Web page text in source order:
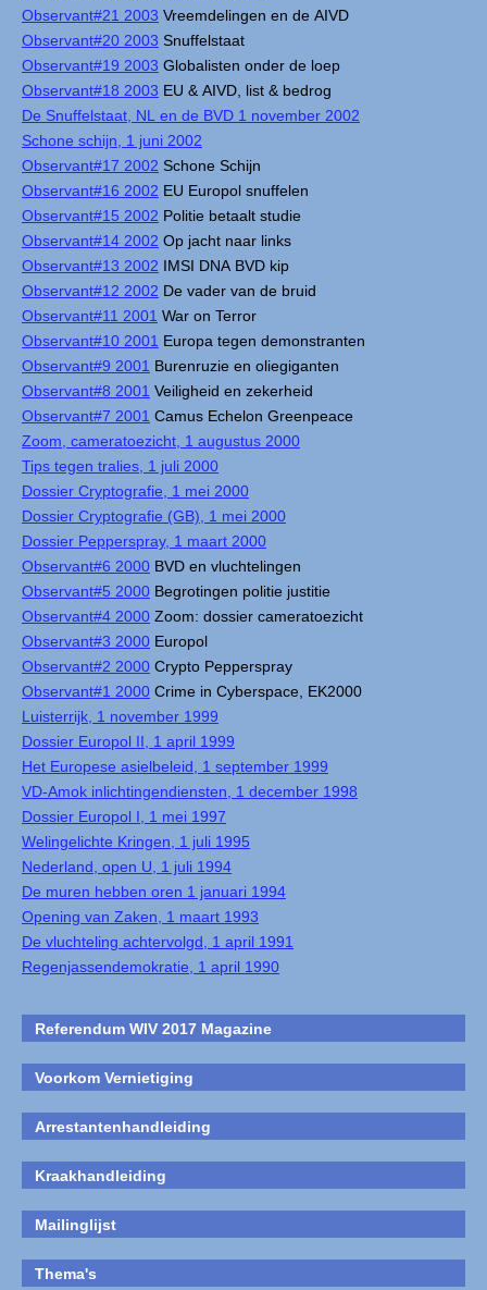
Observant#21 2003 Vreemdelingen en de AIVD
Observant#20 2003 Snuffelstaat
Observant#19 2003 Globalisten onder de loep
Observant#18 2003 EU & AIVD, list & bedrog
De Snuffelstaat, NL en de BVD 1 november 2002
Schone schijn, 1 juni 2002
Observant#17 2002 Schone Schijn
Observant#16 2002 EU Europol snuffelen
Observant#15 2002 Politie betaalt studie
Observant#14 2002 Op jacht naar links
Observant#13 2002 IMSI DNA BVD kip
Observant#12 2002 De vader van de bruid
Observant#11 2001 War on Terror
Observant#10 2001 Europa tegen demonstranten
Observant#9 2001 Burenruzie en oliegiganten
Observant#8 2001 Veiligheid en zekerheid
Observant#7 2001 Camus Echelon Greenpeace
Zoom, cameratoezicht, 1 augustus 2000
Tips tegen tralies, 1 juli 2000
Dossier Cryptografie, 1 mei 2000
Dossier Cryptografie (GB), 1 mei 2000
Dossier Pepperspray, 1 maart 2000
Observant#6 2000 BVD en vluchtelingen
Observant#5 2000 Begrotingen politie justitie
Observant#4 2000 Zoom: dossier cameratoezicht
Observant#3 2000 Europol
Observant#2 2000 Crypto Pepperspray
Observant#1 2000 Crime in Cyberspace, EK2000
Luisterrijk, 1 november 1999
Dossier Europol II, 1 april 1999
Het Europese asielbeleid, 1 september 1999
VD-Amok inlichtingendiensten, 1 december 1998
Dossier Europol I, 1 mei 1997
Welingelichte Kringen, 1 juli 1995
Nederland, open U, 1 juli 1994
De muren hebben oren 1 januari 1994
Opening van Zaken, 1 maart 1993
De vluchteling achtervolgd, 1 april 1991
Regenjassendemokratie, 1 april 1990
Referendum WIV 2017 Magazine
Voorkom Vernietiging
Arrestantenhandleiding
Kraakhandleiding
Mailinglijst
Thema's